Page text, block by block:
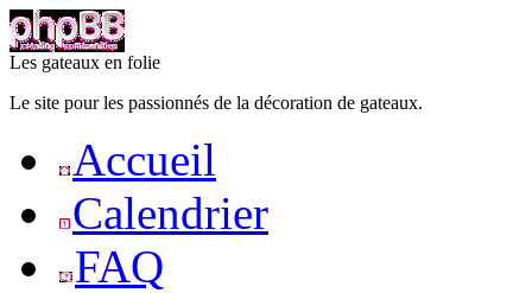
Les gateaux en folie
Le site pour les passionnés de la décoration de gateaux.
Accueil
Calendrier
FAQ